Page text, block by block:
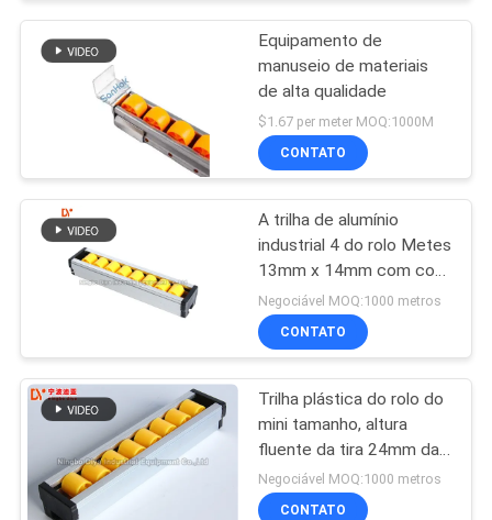
Rodas industriais do
rodízio
Racks de fluxo
53
Equipamento de
manuseio de materiais
de alta qualidade
$1.67 per meter MOQ:1000M
CONTATO
A trilha de alumínio
industrial 4 do rolo Metes
13mm x 14mm com cor
amarela
Negociável MOQ:1000 metros
CONTATO
Trilha plástica do rolo do
mini tamanho, altura
fluente da tira 24mm da
trilha do rolo da liga de
alumínio
Negociável MOQ:1000 metros
CONTATO